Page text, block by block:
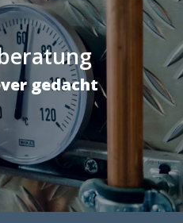
gedacht